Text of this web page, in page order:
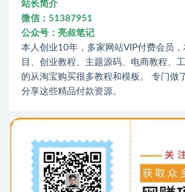
站长简介
微信：51387951
公众号：亮叔笔记
本人创业10年，多家网站VIP付费会员
目、创业教程、主题源码、电商教程、
的从淘宝购买很多教程和模板。 专门做
分享这些精品付款资源。